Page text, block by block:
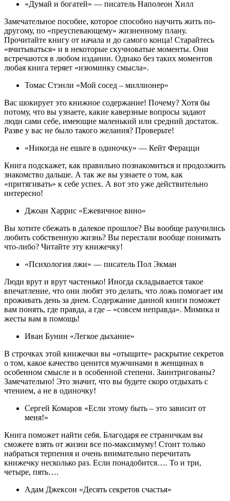
«Думай и богатей» — писатель Наполеон Хилл
Замечательное пособие, которое способно научить жить по-
другому, по «преуспевающему» жизненному плану.
Прочитайте книгу от начала и до самого конца! Старайтесь
«вчитываться» и в некоторые скучноватые моменты. Они
встречаются в любом издании. Однако без таких моментов
любая книга теряет «изюминку смысла».
Томас Стэнли «Мой сосед – миллионер»
Вас шокирует это книжное содержание! Почему? Хотя бы
потому, что вы узнаете, какие каверзные вопросы задают
люди сами себе, имеющие маленький или средний достаток.
Разве у вас не было такого желания? Проверьте!
«Никогда не ешьте в одиночку» — Кейт Ферацци
Книга подскажет, как правильно познакомиться и продолжить
знакомство дальше. А так же вы узнаете о том, как
«притягивать» к себе успех. А вот это уже действительно
интересно!
Джоан Харрис «Ежевичное вино»
Вы хотите сбежать в далекое прошлое? Вы вообще разучились
любить собственную жизнь? Вы перестали вообще понимать
что-либо? Читайте эту книжечку!
«Психология лжи» — писатель Пол Экман
Люди врут и врут частенько! Иногда складывается такое
впечатление, что они любят это делать, что ложь помогает им
проживать день за днем. Содержание данной книги поможет
вам понять, где правда, а где – «совсем неправда». Мимика и
жесты вам в помощь!
Иван Бунин «Легкое дыхание»
В строчках этой книжечки вы «отыщите» раскрытие секретов
о том, какое качество ценится мужчинами в женщинах в
особенном смысле и в особенной степени. Заинтригованы?
Замечательно! Это значит, что вы будете скоро отдыхать с
чтением, а не в одиночку!
Сергей Комаров «Если этому быть – это зависит от
меня!»
Книга поможет найти себя. Благодаря ее страничкам вы
сможете взять от жизни все по-максимуму! Стоит только
набраться терпения и очень внимательно перечитать
книжечку несколько раз. Если понадобится…. То и три,
четыре, пять….
Адам Джексон «Десять секретов счастья»